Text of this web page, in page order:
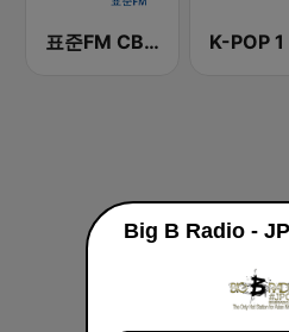
표준FM CBS 라디오 (Standard FM) K-POP 1